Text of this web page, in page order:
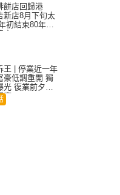
餅店回歸港
新店8月下旬太
初結束80年歷
王 | 停業近一年
豪低調重開 獨
光 復業前夕被
」